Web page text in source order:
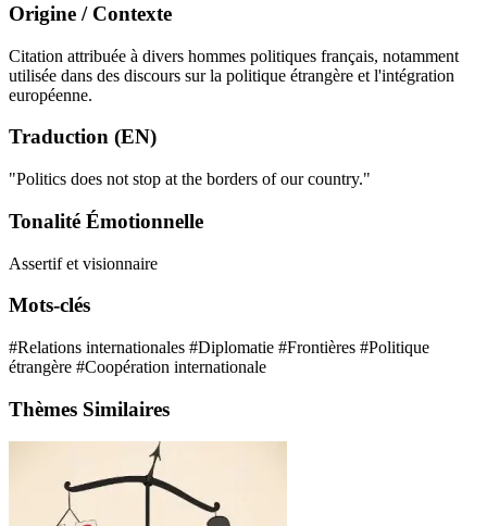
Origine / Contexte
Citation attribuée à divers hommes politiques français, notamment
utilisée dans des discours sur la politique étrangère et l'intégration
européenne.
Traduction (EN)
"Politics does not stop at the borders of our country."
Tonalité Émotionnelle
Assertif et visionnaire
Mots-clés
#Relations internationales #Diplomatie #Frontières #Politique
étrangère #Coopération internationale
Thèmes Similaires